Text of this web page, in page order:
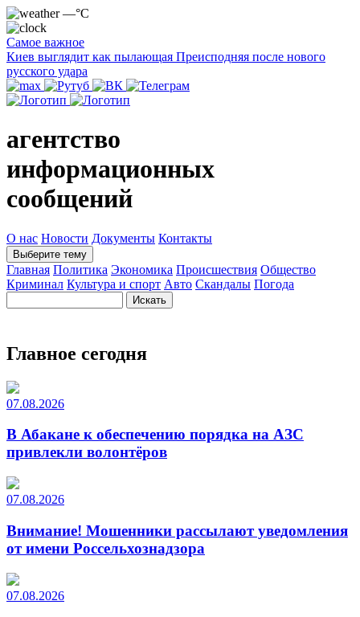
—°C
Самое важное
Киев выглядит как пылающая Преисподняя после нового
русского удара
агентство
информационных
сообщений
О нас Новости Документы Контакты
Выберите тему
Главная Политика Экономика Происшествия Общество
Криминал Культура и спорт Авто Скандалы Погода
Главное сегодня
07.08.2026
В Абакане к обеспечению порядка на АЗС
привлекли волонтёров
07.08.2026
Внимание! Мошенники рассылают уведомления
от имени Россельхознадзора
07.08.2026